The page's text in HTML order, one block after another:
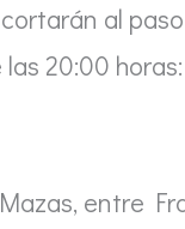
al
20:00
entre